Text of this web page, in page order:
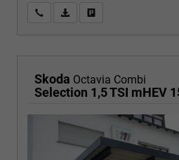
Wir rufen Sie anPDF-Fahrzeugexposé drucken
Skoda Octavia Combi